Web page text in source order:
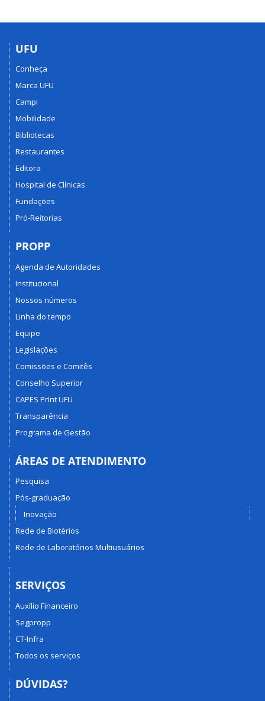
UFU
Conheça
Marca UFU
Campi
Mobilidade
Bibliotecas
Restaurantes
Editora
Hospital de Clínicas
Fundações
Pró-Reitorias
PROPP
Agenda de Autoridades
Institucional
Nossos números
Linha do tempo
Equipe
Legislações
Comissões e Comitês
Conselho Superior
CAPES PrInt UFU
Transparência
Programa de Gestão
ÁREAS DE ATENDIMENTO
Pesquisa
Pós-graduação
Inovação
Rede de Biotérios
Rede de Laboratórios Multiusuários
SERVIÇOS
Auxílio Financeiro
Segpropp
CT-Infra
Todos os serviços
DÚVIDAS?